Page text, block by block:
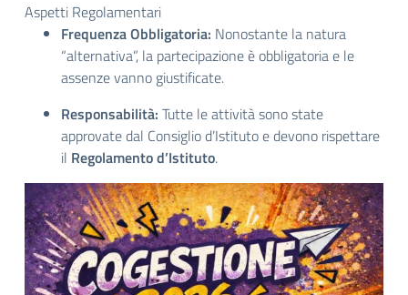
Aspetti Regolamentari
Frequenza Obbligatoria: Nonostante la natura
“alternativa”, la partecipazione è obbligatoria e le
assenze vanno giustificate.
Responsabilità: Tutte le attività sono state
approvate dal Consiglio d’Istituto e devono rispettare
il Regolamento d’Istituto.